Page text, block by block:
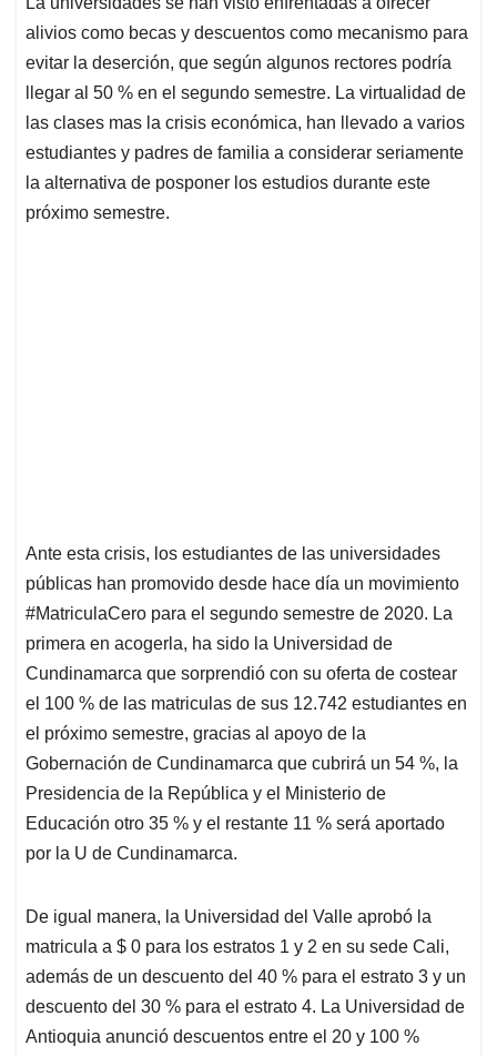
s
A
p
p
b
o
o
k
e
d
I
n
l
a
d
s
alivios como becas y descuentos como mecanismo para
evitar la deserción, que según algunos rectores podría
llegar al 50 % en el segundo semestre. La virtualidad de
las clases mas la crisis económica, han llevado a varios
estudiantes y padres de familia a considerar seriamente
la alternativa de posponer los estudios durante este
próximo semestre.
Ante esta crisis, los estudiantes de las universidades
públicas han promovido desde hace día un movimiento
#MatriculaCero para el segundo semestre de 2020. La
primera en acogerla, ha sido la Universidad de
Cundinamarca que sorprendió con su oferta de costear
el 100 % de las matriculas de sus 12.742 estudiantes en
el próximo semestre, gracias al apoyo de la
Gobernación de Cundinamarca que cubrirá un 54 %, la
Presidencia de la República y el Ministerio de
Educación otro 35 % y el restante 11 % será aportado
por la U de Cundinamarca.
De igual manera, la Universidad del Valle aprobó la
matricula a $ 0 para los estratos 1 y 2 en su sede Cali,
además de un descuento del 40 % para el estrato 3 y un
descuento del 30 % para el estrato 4. La Universidad de
Antioquia anunció descuentos entre el 20 y 100 %